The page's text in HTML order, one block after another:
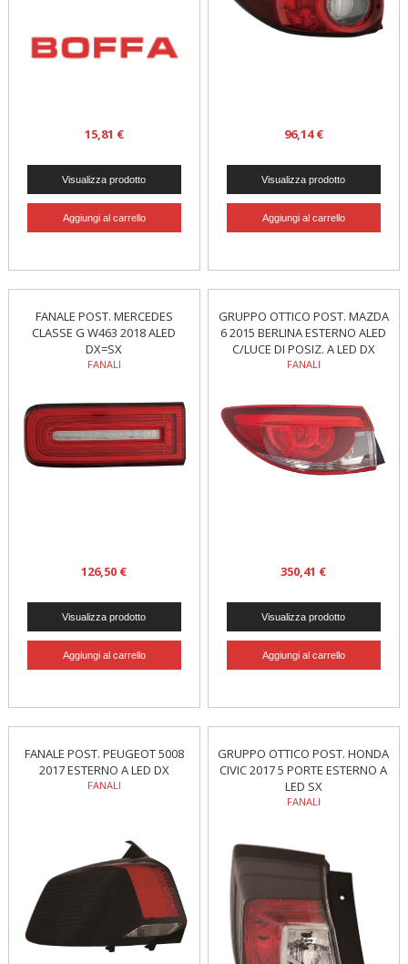
15,81 € 96,14 €
FANALE POST. MERCEDES
CLASSE G W463 2018 ALED
DX=SX
FANALI
126,50 €
GRUPPO OTTICO POST. MAZDA
6 2015 BERLINA ESTERNO ALED
C/LUCE DI POSIZ. A LED DX
FANALI
350,41 €
FANALE POST. PEUGEOT 5008
2017 ESTERNO A LED DX
FANALI
GRUPPO OTTICO POST. HONDA
CIVIC 2017 5 PORTE ESTERNO A
LED SX
FANALI